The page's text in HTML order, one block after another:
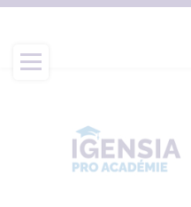
Aller
contenu
principal